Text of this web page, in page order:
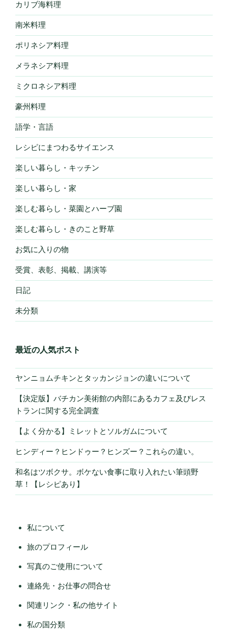
カリブ海料理
南米料理
ポリネシア料理
メラネシア料理
ミクロネシア料理
豪州料理
語学・言語
レシピにまつわるサイエンス
楽しい暮らし・キッチン
楽しい暮らし・家
楽しむ暮らし・菜園とハーブ園
楽しむ暮らし・きのこと野草
お気に入りの物
受賞、表彰、掲載、講演等
日記
未分類
最近の人気ポスト
ヤンニョムチキンとタッカンジョンの違いについて
【決定版】バチカン美術館の内部にあるカフェ及びレス
トランに関する完全調査
【よく分かる】ミレットとソルガムについて
ヒンディー？ヒンドゥー？ヒンズー？これらの違い。
和名はツボクサ。ボケない食事に取り入れたい筆頭野
草！【レシピあり】
私について
旅のプロフィール
写真のご使用について
連絡先・お仕事の問合せ
関連リンク・私の他サイト
私の国分類